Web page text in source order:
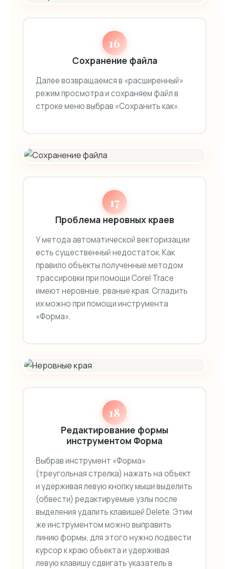
16
Сохранение файла
Далее возвращаемся в «расширенный»
режим просмотра и сохраняем файл в
строке меню выбрав «Сохранить как».
17
Проблема неровных краев
У метода автоматической векторизации
есть существенный недостаток. Как
правило объекты полученные методом
трассировки при помощи Corel Trace
имеют неровные, рваные края. Сгладить
их можно при помощи инструмента
«Форма».
18
Редактирование формы
инструментом Форма
Выбрав инструмент «Форма»
(треугольная стрелка) нажать на объект
и удерживая левую кнопку мыши выделить
(обвести) редактируемые узлы после
выделения удалить клавишей Delete. Этим
же инструментом можно выправить
линию формы, для этого нужно подвести
курсор к краю объекта и удерживая
левую клавишу сдвигать указатель в